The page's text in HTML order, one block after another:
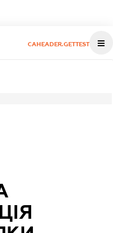
CAHEADER.GETTEST